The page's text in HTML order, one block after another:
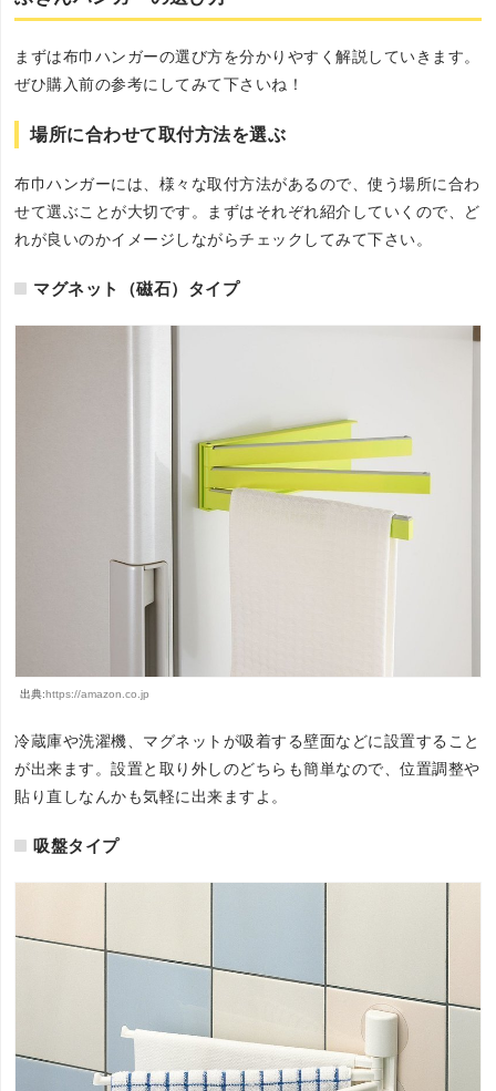
まずは布巾ハンガーの選び方を分かりやすく解説していきます。
ぜひ購入前の参考にしてみて下さいね！
場所に合わせて取付方法を選ぶ
布巾ハンガーには、様々な取付方法があるので、使う場所に合わ
せて選ぶことが大切です。まずはそれぞれ紹介していくので、ど
れが良いのかイメージしながらチェックしてみて下さい。
マグネット（磁石）タイプ
出典:https://amazon.co.jp
冷蔵庫や洗濯機、マグネットが吸着する壁面などに設置すること
が出来ます。設置と取り外しのどちらも簡単なので、位置調整や
貼り直しなんかも気軽に出来ますよ。
吸盤タイプ